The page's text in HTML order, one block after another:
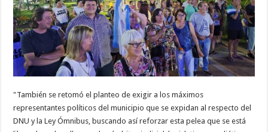
"También se retomó el planteo de exigir a los máximos
representantes políticos del municipio que se expidan al respecto del
DNU y la Ley Ómnibus, buscando así reforzar esta pelea que se está